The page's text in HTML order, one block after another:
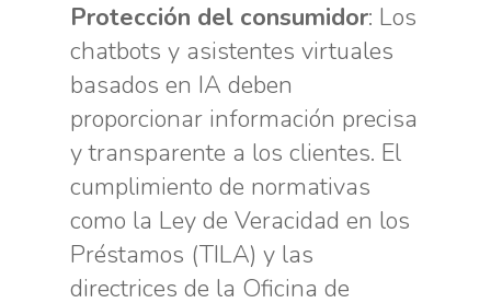
Protección del consumidor: Los
chatbots y asistentes virtuales
basados en IA deben
proporcionar información precisa
y transparente a los clientes. El
cumplimiento de normativas
como la Ley de Veracidad en los
Préstamos (TILA) y las
directrices de la Oficina de